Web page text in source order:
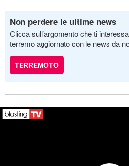
Non perdere le ultime news
Clicca sull’argomento che ti
terremo aggiornato con le news da
TERREMOTO